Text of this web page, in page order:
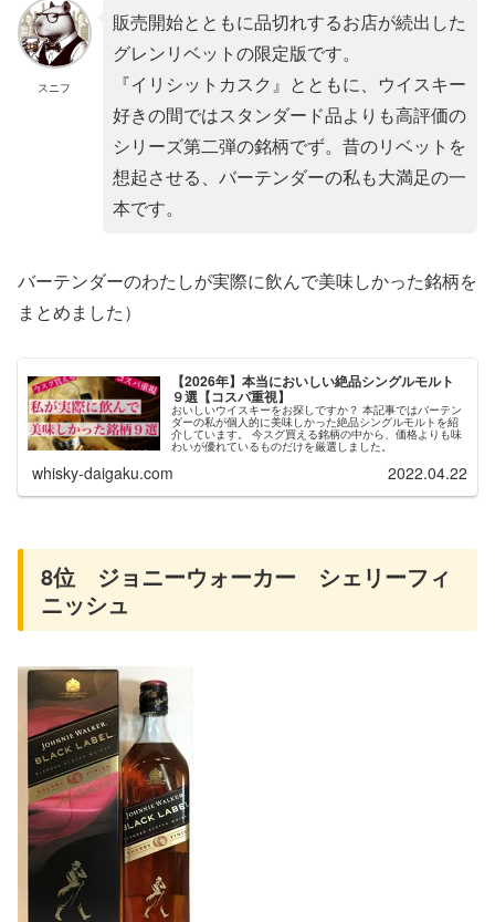
スニフ
販売開始とともに品切れするお店が続出した
グレンリベットの限定版です。
『イリシットカスク』とともに、ウイスキー
好きの間ではスタンダード品よりも高評価の
シリーズ第二弾の銘柄でず。昔のリベットを
想起させる、バーテンダーの私も大満足の一
本です。
バーテンダーのわたしが実際に飲んで美味しかった銘柄を
まとめました）
【2026年】本当においしい絶品シングルモルト
９選【コスパ重視】
おいしいウイスキーをお探しですか？ 本記事ではバーテン
ダーの私が個人的に美味しかった絶品シングルモルトを紹
介しています。 今スグ買える銘柄の中から、価格よりも味
わいが優れているものだけを厳選しました。
whisky-daigaku.com 2022.04.22
8位 ジョニーウォーカー シェリーフィ
ニッシュ